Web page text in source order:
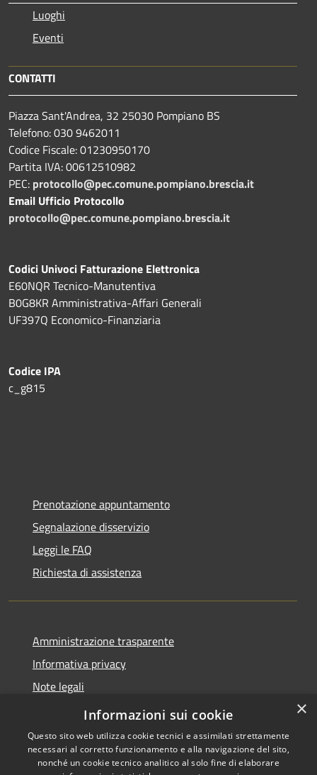
Luoghi
Eventi
CONTATTI
Piazza Sant'Andrea, 32 25030 Pompiano BS
Telefono: 030 9462011
Codice Fiscale: 01230950170
Partita IVA: 00612510982
PEC: protocollo@pec.comune.pompiano.brescia.it
Email Ufficio Protocollo
protocollo@pec.comune.pompiano.brescia.it
Codici Univoci Fatturazione Elettronica
E60NQR Tecnico-Manutentiva
B0G8KR Amministrativa-Affari Generali
UF397Q Economico-Finanziaria
Codice IPA
c_g815
Prenotazione appuntamento
Segnalazione disservizio
Leggi le FAQ
Richiesta di assistenza
Amministrazione trasparente
Informativa privacy
Note legali
Dichiarazione di accessibilità
×
Informazioni sui cookie
Questo sito web utilizza cookie tecnici e assimilati strettamente
necessari al corretto funzionamento e alla navigazione del sito,
nonché un cookie tecnico analitico al solo fine di elaborare